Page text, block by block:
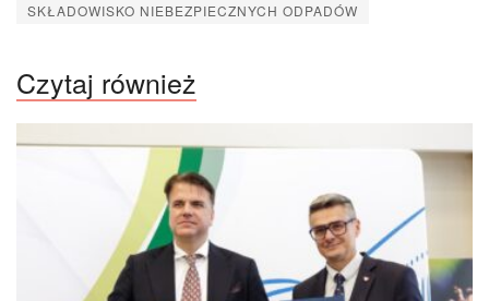
SKŁADOWISKO NIEBEZPIECZNYCH ODPADÓW
Czytaj również